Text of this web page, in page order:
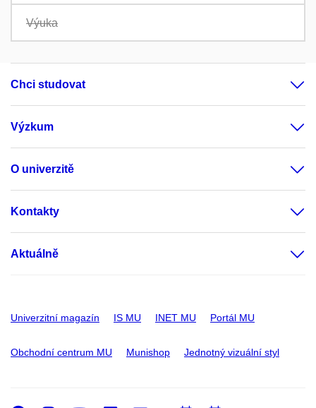
Výuka
Chci studovat
Výzkum
O univerzitě
Kontakty
Aktuálně
Univerzitní magazín IS MU INET MU Portál MU
Obchodní centrum MU Munishop Jednotný vizuální styl